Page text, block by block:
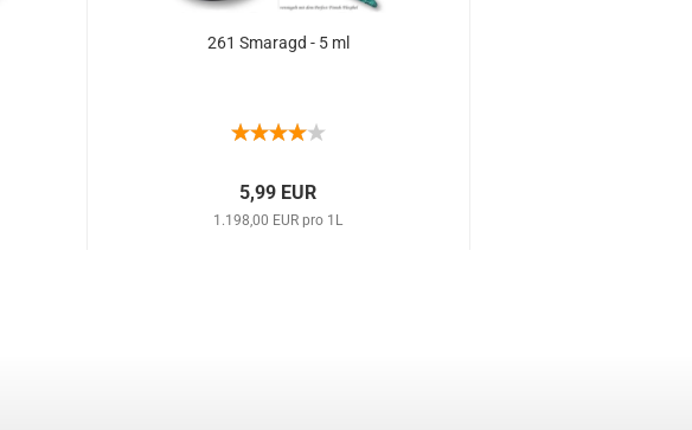
261 Smaragd - 5 ml
5,99 EUR
1.198,00 EUR pro 1L